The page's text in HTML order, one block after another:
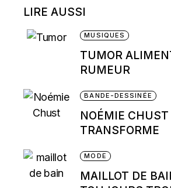
LIRE AUSSI
MUSIQUES
TUMOR
RUMEUR
BANDE-DESSINÉE
NOÉMIE
TRANSFORME
MODE
MAILLOT DE